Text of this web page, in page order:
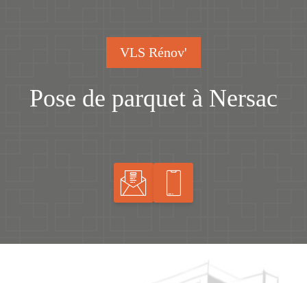
VLS Rénov'
Pose de parquet à Nersac